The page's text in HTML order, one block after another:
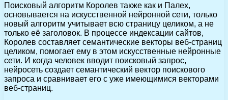
Поисковый алгоритм Королев также как и Палех,
основывается на искусственной нейронной сети, только
новый алгоритм учитывает всю страницу целиком, а не
только её заголовок. В процессе индексации сайтов,
Королев составляет семантические векторы веб-страниц
целиком, помогает ему в этом искусственные нейронные
сети. И когда человек вводит поисковый запрос,
нейросеть создает семантический вектор поискового
запроса и сравнивает его с уже имеющимися векторами
веб-страниц.